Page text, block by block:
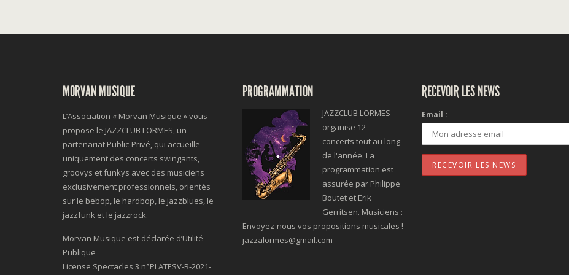
MORVAN MUSIQUE
L’Association « Morvan Musique » vous
propose le JAZZCLUB LORMES, un
partenariat Public-Privé, qui accueille
uniquement des concerts swingants,
groovys et funkys avec des musiciens
exclusivement professionnels, orientés
sur le bebop, le hardbop, le jazzblues, le
jazzfunk et le jazzrock.
Morvan Musique est déclarée d’Utilité
Publique
License Spectacles 3 n°PLATESV-R-2021-
PROGRAMMATION
JAZZCLUB LORMES
organise 12
concerts tout au long
de l'année. La
programmation est
assurée par Philippe
Boutet et Erik
Gerritsen. Musiciens :
Envoyez-nous vos propositions musicales !
jazzalormes@gmail.com
RECEVOIR LES NEWS
Email :